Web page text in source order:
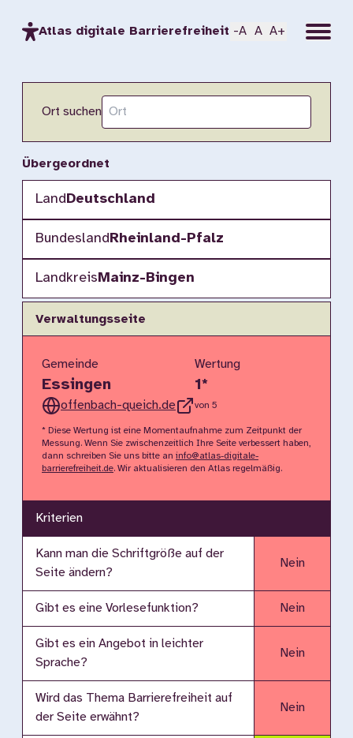
Atlas digitale Barrierefreiheit -A A A+ Menu
Ort suchen
Übergeordnet
LandDeutschland
BundeslandRheinland-Pfalz
LandkreisMainz-Bingen
Verwaltungsseite
Gemeinde
Essingen
offenbach-queich.de
Wertung
1*
von 5
* Diese Wertung ist eine Momentaufnahme zum Zeitpunkt der
Messung. Wenn Sie zwischenzeitlich Ihre Seite verbessert haben,
dann schreiben Sie uns bitte an info@atlas-digitale-
barrierefreiheit.de. Wir aktualisieren den Atlas regelmäßig.
Kriterien
Kann man die Schriftgröße auf der
Seite ändern?
Nein
Gibt es eine Vorlesefunktion? Nein
Gibt es ein Angebot in leichter
Sprache?
Nein
Wird das Thema Barrierefreiheit auf
der Seite erwähnt?
Nein